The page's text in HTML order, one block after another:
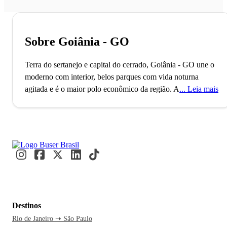
Sobre Goiânia - GO
Terra do sertanejo e capital do cerrado, Goiânia - GO une o
moderno com interior, belos parques com vida noturna
agitada e é o maior polo econômico da região. A cidade de
política de Goiás, na era do governo Vargas e atualmente é
considerado um polo econômico importante para a região. A
aproveitar todas as comodidades de uma capital sem deixar
de desfrutar o acolhimento do povo e os pratos à moda
Leia mais
Destinos
Rio de Janeiro ➝ São Paulo